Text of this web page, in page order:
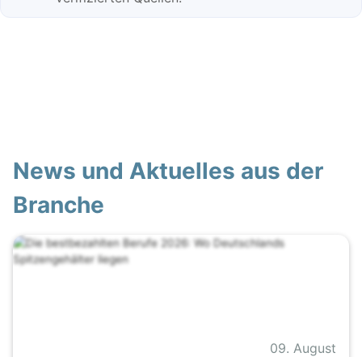
News und Aktuelles aus der
Branche
09. August